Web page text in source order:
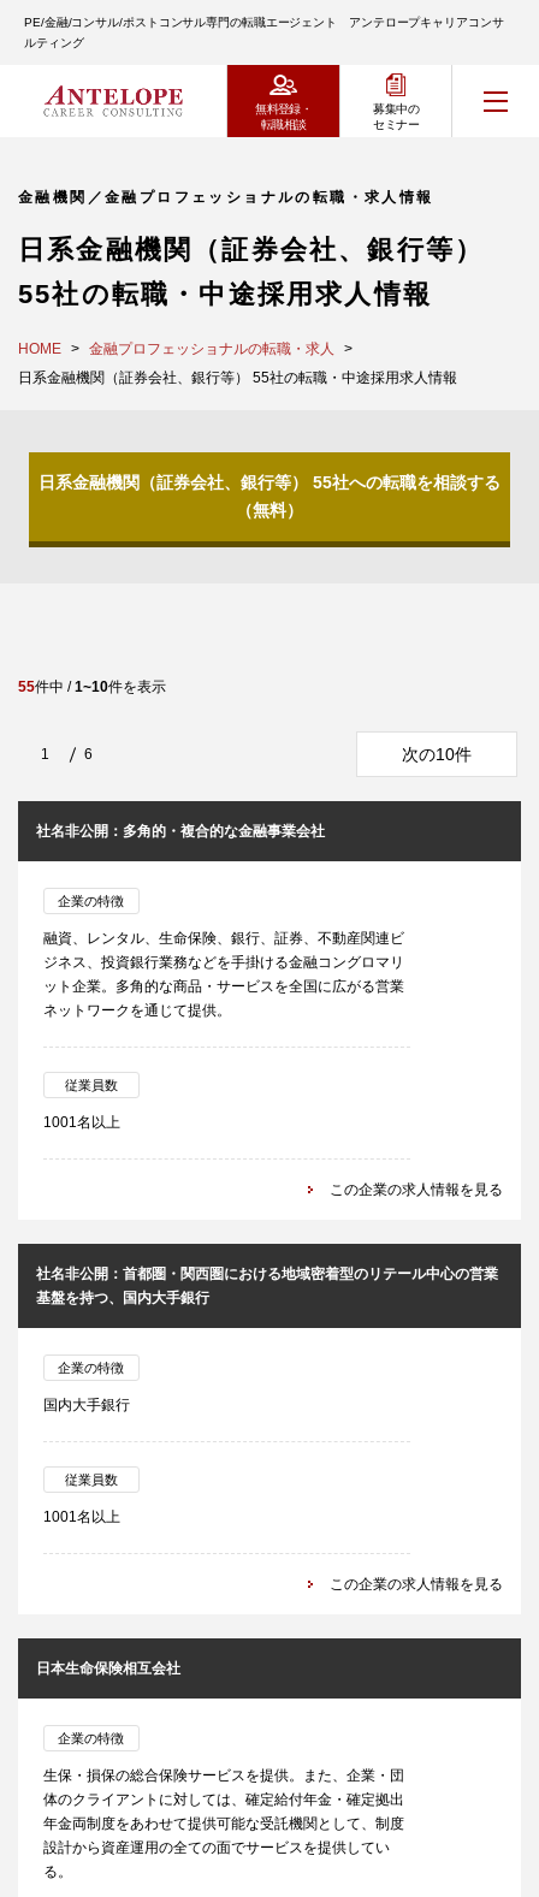
PE/金融/コンサル/ポストコンサル専門の転職エージェント アンテロープキャリアコンサ
ルティング
無料登録・
転職相談
募集中の
セミナー
金融機関／金融プロフェッショナルの転職・求人情報
日系金融機関（証券会社、銀行等）
55社の転職・中途採用求人情報
HOME
金融プロフェッショナルの転職・求人
日系金融機関（証券会社、銀行等） 55社の転職・中途採用求人情報
日系金融機関（証券会社、銀行等） 55社への転職を相談する
（無料）
55件中 /1~10件を表示
1 6 次の10件
社名非公開：多角的・複合的な金融事業会社
企業の特徴
融資、レンタル、生命保険、銀行、証券、不動産関連ビ
ジネス、投資銀行業務などを手掛ける金融コングロマリ
ット企業。多角的な商品・サービスを全国に広がる営業
ネットワークを通じて提供。
従業員数
1001名以上
この企業の求人情報を見る
社名非公開：首都圏・関西圏における地域密着型のリテール中心の営業
基盤を持つ、国内大手銀行
企業の特徴
国内大手銀行
従業員数
1001名以上
この企業の求人情報を見る
日本生命保険相互会社
企業の特徴
生保・損保の総合保険サービスを提供。また、企業・団
体のクライアントに対しては、確定給付年金・確定拠出
年金両制度をあわせて提供可能な受託機関として、制度
設計から資産運用の全ての面でサービスを提供してい
る。